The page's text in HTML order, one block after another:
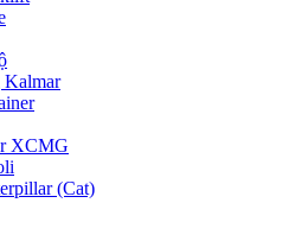
Kalmar
XCMG
(Cat)